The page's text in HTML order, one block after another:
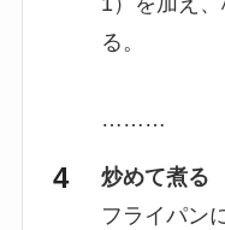
る。
………
炒めて煮る
フライパン